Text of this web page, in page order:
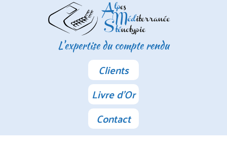
L'expertise du compte rendu
Clients
Livre d'Or
Contact